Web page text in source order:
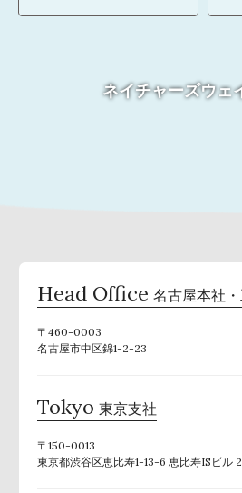
ネイチャーズウェ
Head Office 名古屋本社
〒460-0003
名古屋市中区錦1-2-23
Tokyo 東京支社
〒150-0013
東京都渋谷区恵比寿1-13-6 恵比寿ISビル